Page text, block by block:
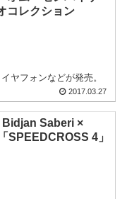
コレクション
ヤフォンなどが発売。
2017.03.27
Saberi ×
SPEEDCROSS 4」